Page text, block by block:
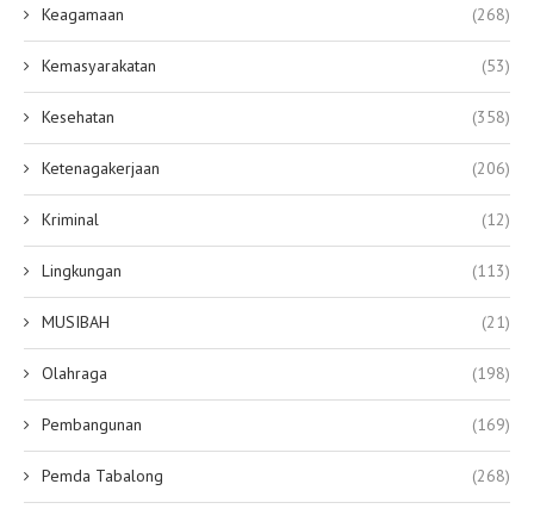
Keagamaan (268)
Kemasyarakatan (53)
Kesehatan (358)
Ketenagakerjaan (206)
Kriminal (12)
Lingkungan (113)
MUSIBAH (21)
Olahraga (198)
Pembangunan (169)
Pemda Tabalong (268)